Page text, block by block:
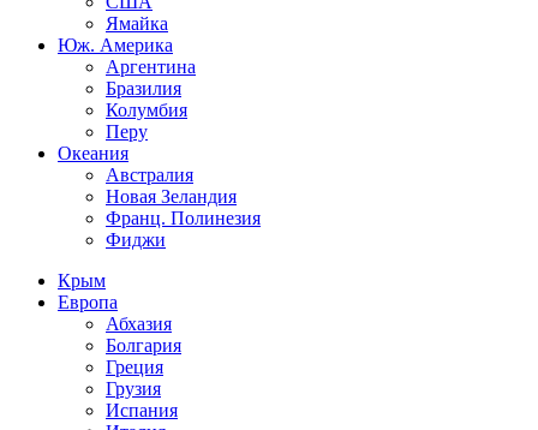
Ямайка
Юж. Америка
Аргентина
Бразилия
Колумбия
Перу
Океания
Австралия
Новая Зеландия
Франц. Полинезия
Фиджи
Крым
Европа
Абхазия
Болгария
Греция
Грузия
Испания